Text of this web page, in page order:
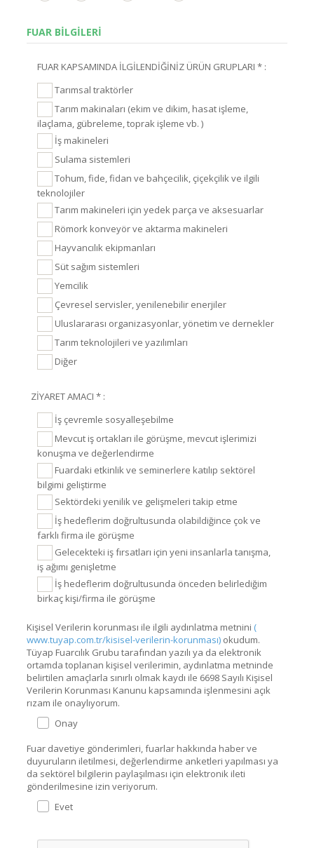
FUAR BİLGİLERİ
FUAR KAPSAMINDA İLGİLENDİĞİNİZ ÜRÜN GRUPLARI * :
Tarımsal traktörler
Tarım makinaları (ekim ve dikim, hasat işleme,
ilaçlama, gübreleme, toprak işleme vb. )
İş makineleri
Sulama sistemleri
Tohum, fide, fidan ve bahçecilik, çiçekçilik ve ilgili
teknolojiler
Tarım makineleri için yedek parça ve aksesuarlar
Römork konveyör ve aktarma makineleri
Hayvancılık ekipmanları
Süt sağım sistemleri
Yemcilik
Çevresel servisler, yenilenebilir enerjiler
Uluslararası organizasyonlar, yönetim ve dernekler
Tarım teknolojileri ve yazılımları
Diğer
ZİYARET AMACI * :
İş çevremle sosyalleşebilme
Mevcut iş ortakları ile görüşme, mevcut işlerimizi
konuşma ve değerlendirme
Fuardaki etkinlik ve seminerlere katılıp sektörel
bilgimi geliştirme
Sektördeki yenilik ve gelişmeleri takip etme
İş hedeflerim doğrultusunda olabildiğince çok ve
farklı firma ile görüşme
Gelecekteki iş fırsatları için yeni insanlarla tanışma,
iş ağımı genişletme
İş hedeflerim doğrultusunda önceden belirlediğim
birkaç kişi/firma ile görüşme
Kişisel Verilerin korunması ile ilgili aydınlatma metnini (
www.tuyap.com.tr/kisisel-verilerin-korunması) okudum.
Tüyap Fuarcılık Grubu tarafından yazılı ya da elektronik
ortamda toplanan kişisel verilerimin, aydınlatma metninde
belirtilen amaçlarla sınırlı olmak kaydı ile 6698 Sayılı Kişisel
Verilerin Korunması Kanunu kapsamında işlenmesini açık
rızam ile onaylıyorum.
Onay
Fuar davetiye gönderimleri, fuarlar hakkında haber ve
duyuruların iletilmesi, değerlendirme anketleri yapılması ya
da sektörel bilgilerin paylaşılması için elektronik ileti
gönderilmesine izin veriyorum.
Evet